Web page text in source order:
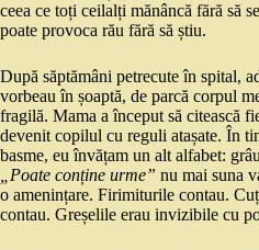
ceea ce toți ceilalți mănâncă fără să
poate provoca rău fără să știu.
După săptămâni petrecute în spital,
vorbeau în șoaptă, de parcă corpul
fragilă. Mama a început să citească
devenit copilul cu reguli atașate. În
basme, eu învățam un alt alfabet:
„Poate conține urme” nu mai suna
o amenințare. Firimiturile contau.
contau. Greșelile erau invizibile cu